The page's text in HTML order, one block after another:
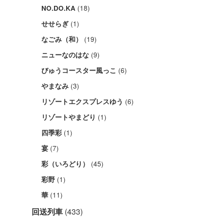
NO.DO.KA (18)
せせらぎ (1)
なごみ（和） (19)
ニューなのはな (9)
びゅうコースター風っこ (6)
やまなみ (3)
リゾートエクスプレスゆう (6)
リゾートやまどり (1)
四季彩 (1)
宴 (7)
彩（いろどり） (45)
彩野 (1)
華 (11)
回送列車 (433)